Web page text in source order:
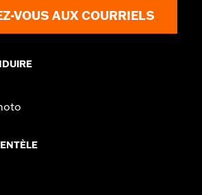
hauteur du matériel:Pouces
largeur du matériel:
obtenir tous les détails
VOUS AUX COURRIELS